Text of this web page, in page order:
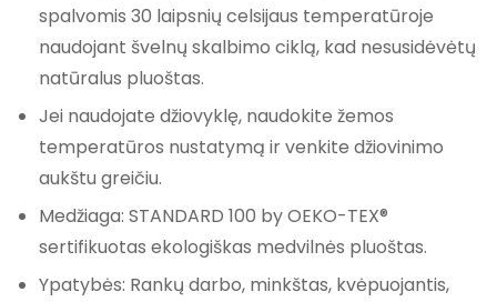
spalvomis 30 laipsnių celsijaus temperatūroje
naudojant švelnų skalbimo ciklą, kad nesusidėvėtų
natūralus pluoštas.
Jei naudojate džiovyklę, naudokite žemos
temperatūros nustatymą ir venkite džiovinimo
aukštu greičiu.
Medžiaga: STANDARD 100 by OEKO-TEX®
sertifikuotas ekologiškas medvilnės pluoštas.
Ypatybės: Rankų darbo, minkštas, kvėpuojantis,